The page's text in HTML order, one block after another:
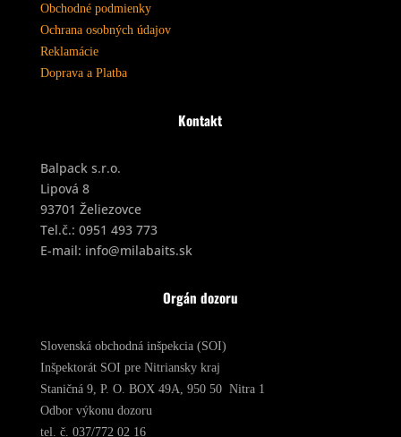
Obchodné podmienky
Ochrana osobných údajov
Reklamácie
Doprava a Platba
Kontakt
Balpack s.r.o.
Lipová 8
93701 Želiezovce
Tel.č.: 0951 493 773
E-mail: info@milabaits.sk
Orgán dozoru
Slovenská obchodná inšpekcia (SOI)
Inšpektorát SOI pre Nitriansky kraj
Staničná 9, P. O. BOX 49A, 950 50 Nitra 1
Odbor výkonu dozoru
tel. č. 037/772 02 16